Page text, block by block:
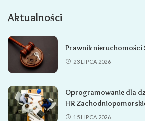
Aktualności
Prawnik nieruchomości
23 LIPCA 2026
Oprogramowanie dla
HR
15 LIPCA 2026